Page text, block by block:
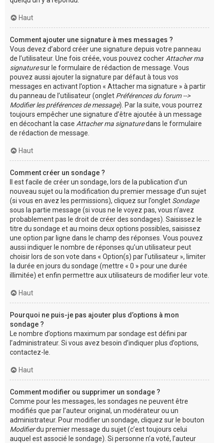
Haut
Comment ajouter une signature à mes messages ?
Vous devez d’abord créer une signature depuis votre panneau
de l’utilisateur. Une fois créée, vous pouvez cocher Attacher ma
signaturesur le formulaire de rédaction de message. Vous
pouvez aussi ajouter la signature par défaut à tous vos
messages en activant l’option « Attacher ma signature » à partir
du panneau de l’utilisateur (onglet Préférences du forum -->
Modifier les préférences de message). Par la suite, vous pourrez
toujours empêcher une signature d’être ajoutée à un message
en décochant la case Attacher ma signaturedans le formulaire
de rédaction de message.
Haut
Comment créer un sondage ?
Il est facile de créer un sondage, lors de la publication d’un
nouveau sujet ou la modification du premier message d’un sujet
(si vous en avez les permissions), cliquez sur l’onglet Sondage
sous la partie message (si vous ne le voyez pas, vous n’avez
probablement pas le droit de créer des sondages). Saisissez le
titre du sondage et au moins deux options possibles, saisissez
une option par ligne dans le champ des réponses. Vous pouvez
aussi indiquer le nombre de réponses qu’un utilisateur peut
choisir lors de son vote dans « Option(s) par l’utilisateur », limiter
la durée en jours du sondage (mettre « 0 » pour une durée
illimitée) et enfin permettre aux utilisateurs de modifier leur vote.
Haut
Pourquoi ne puis-je pas ajouter plus d’options à mon
sondage ?
Le nombre d’options maximum par sondage est défini par
l’administrateur. Si vous avez besoin d’indiquer plus d’options,
contactez-le.
Haut
Comment modifier ou supprimer un sondage ?
Comme pour les messages, les sondages ne peuvent être
modifiés que par l’auteur original, un modérateur ou un
administrateur. Pour modifier un sondage, cliquez sur le bouton
Modifierdu premier message du sujet (c’est toujours celui
auquel est associé le sondage). Si personne n’a voté, l’auteur